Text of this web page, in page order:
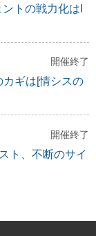
トの戦力化はI
開催終了
カギは[情シスの
開催終了
ト、不断のサイ